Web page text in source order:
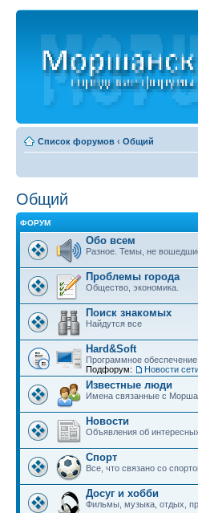
Список форумов ‹ Общий
Общий
ФОРУМ
Обо всем
Разное. Темы, не
Проблемы города
Общество, экономика.
Поиск знакомых
Найдутся все
Hard&Soft
Программное
Подфорум:
Новости
Известные люди
Имена связанные с
Новости
Объявления об
Спорт
Все, что связано со
Досуг и хобби
Фильмы, музыка, отдых,